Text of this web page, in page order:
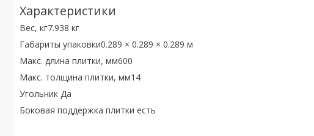
Характеристики
Вес, кг7.938 кг
Габариты упаковки0.289 × 0.289 × 0.289 м
Макс. длина плитки, мм600
Макс. толщина плитки, мм14
Угольник Да
Боковая поддержка плитки есть